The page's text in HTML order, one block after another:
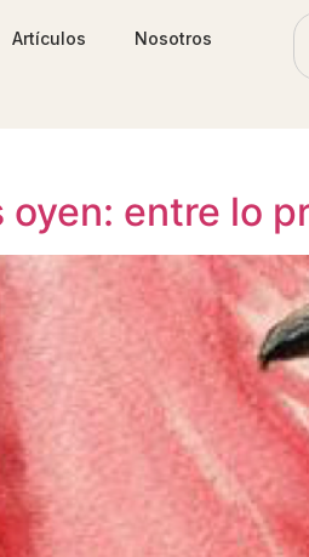
Artículos Nosotros
oyen: entre lo